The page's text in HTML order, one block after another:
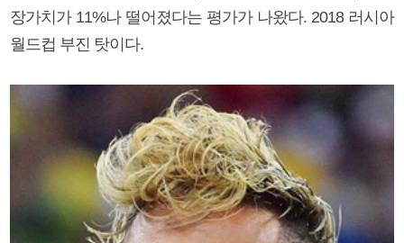
장가치가 11%나 떨어졌다는 평가가 나왔다. 2018 러시아
월드컵 부진 탓이다.